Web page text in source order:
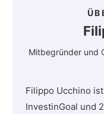
Mitbegründer und
Filippo Ucchino
InvestinGoal und